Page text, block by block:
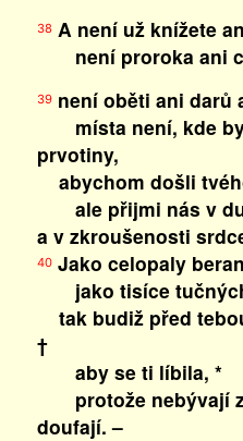
38 A není už knížete
není proroka ani
39není oběti ani darů
místa není, kde
prvotiny,
abychom došli
ale přijmi nás v
a v zkroušenosti
40Jako celopaly
jako tisíce
tak budiž před
†
aby se ti líbila, *
protože nebývají
doufají. –